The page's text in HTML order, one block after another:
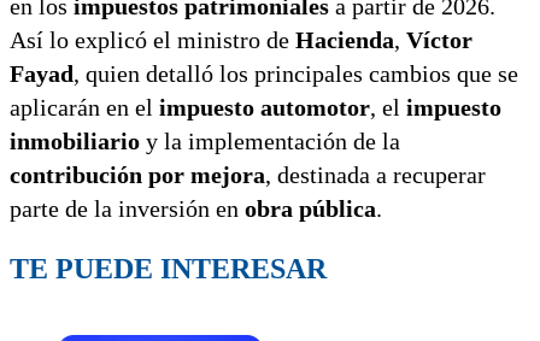
en los impuestos patrimoniales a partir de 2026.
Así lo explicó el ministro de Hacienda, Víctor
Fayad, quien detalló los principales cambios que se
aplicarán en el impuesto automotor, el impuesto
inmobiliario y la implementación de la
contribución por mejora, destinada a recuperar
parte de la inversión en obra pública.
TE PUEDE INTERESAR